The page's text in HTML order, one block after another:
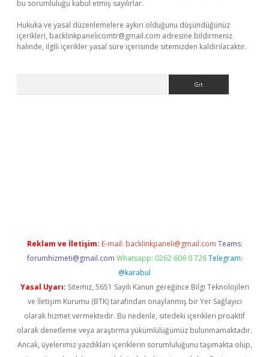
bu sorumluluğu kabul etmiş sayılırlar.
Hukuka ve yasal düzenlemelere aykırı olduğunu düşündüğünüz
içerikleri, backlinkpanelicomtr@gmail.com adresine bildirmeniz
halinde, ilgili içerikler yasal süre içerisinde sitemizden kaldırılacaktır.
Reklam ve İletişim: E-mail: backlinkpaneli@gmail.com Teams:
forumhizmeti@gmail.com Whatsapp: 0262 606 0 726 Telegram:
@karabul
Yasal Uyarı: Sitemiz, 5651 Sayılı Kanun gereğince Bilgi Teknolojileri
ve İletişim Kurumu (BTK) tarafından onaylanmış bir Yer Sağlayıcı
olarak hizmet vermektedir. Bu nedenle, sitedeki içerikleri proaktif
olarak denetleme veya araştırma yükümlülüğümüz bulunmamaktadır.
Ancak, üyelerimiz yazdıkları içeriklerin sorumluluğunu taşımakta olup,